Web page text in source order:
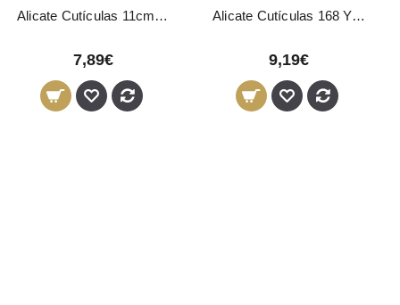
Alicate Cutículas 11cm 9mm Mundial
7,89€
Alicate Cutículas 168 Yahari Ackermann
9,19€